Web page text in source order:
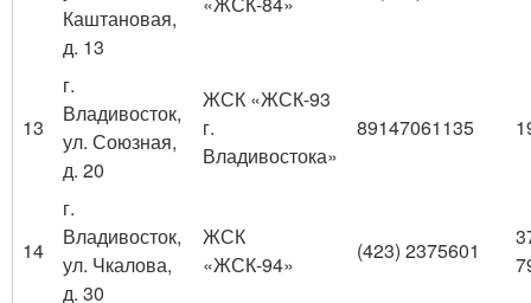
Каштановая,
д. 13
13
г.
Владивосток,
ул. Союзная,
д. 20
ЖСК «ЖСК-93
г.
Владивостока»
89147061135
14
г.
Владивосток,
ул. Чкалова,
д. 30
ЖСК
«ЖСК-94»
(423) 2375601